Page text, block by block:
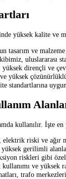
yüksek kalite ve
tasarım ve malzeme
uluslararası
yüksek dirençli ve
yüksek
standartlarına
kullanılır. İşte en
riski ve ağır
gerilimli
riskleri gibi özel
ve yüksek
trafo